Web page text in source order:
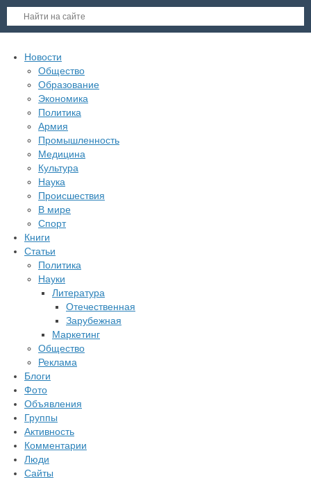
Новости
Общество
Образование
Экономика
Политика
Армия
Промышленность
Медицина
Культура
Наука
Происшествия
В мире
Спорт
Книги
Статьи
Политика
Науки
Литература
Отечественная
Зарубежная
Маркетинг
Общество
Реклама
Блоги
Фото
Объявления
Группы
Активность
Комментарии
Люди
Сайты